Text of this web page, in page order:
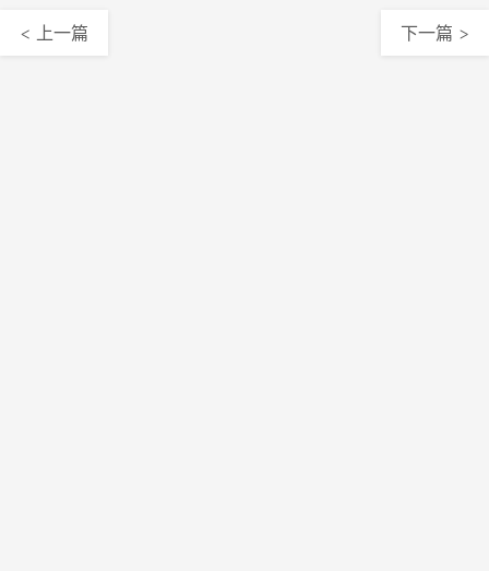
< 上一篇 下一篇 >